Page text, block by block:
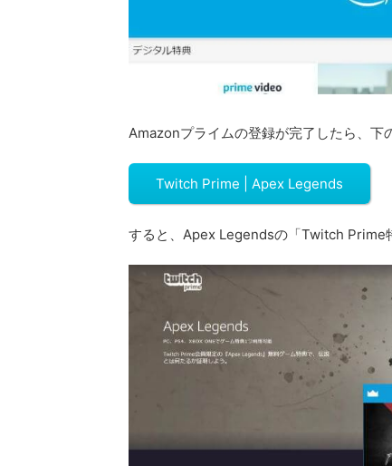
Amazonプライムの登録が完了したら、下
Twitch Prime | Apex Legends
すると、Apex Legendsの「Twitch Prime